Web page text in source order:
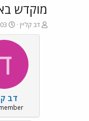
מוקדש
פ
ו
דב קליין
פ
ו
ר
ם
א
ר
י
ך
דב